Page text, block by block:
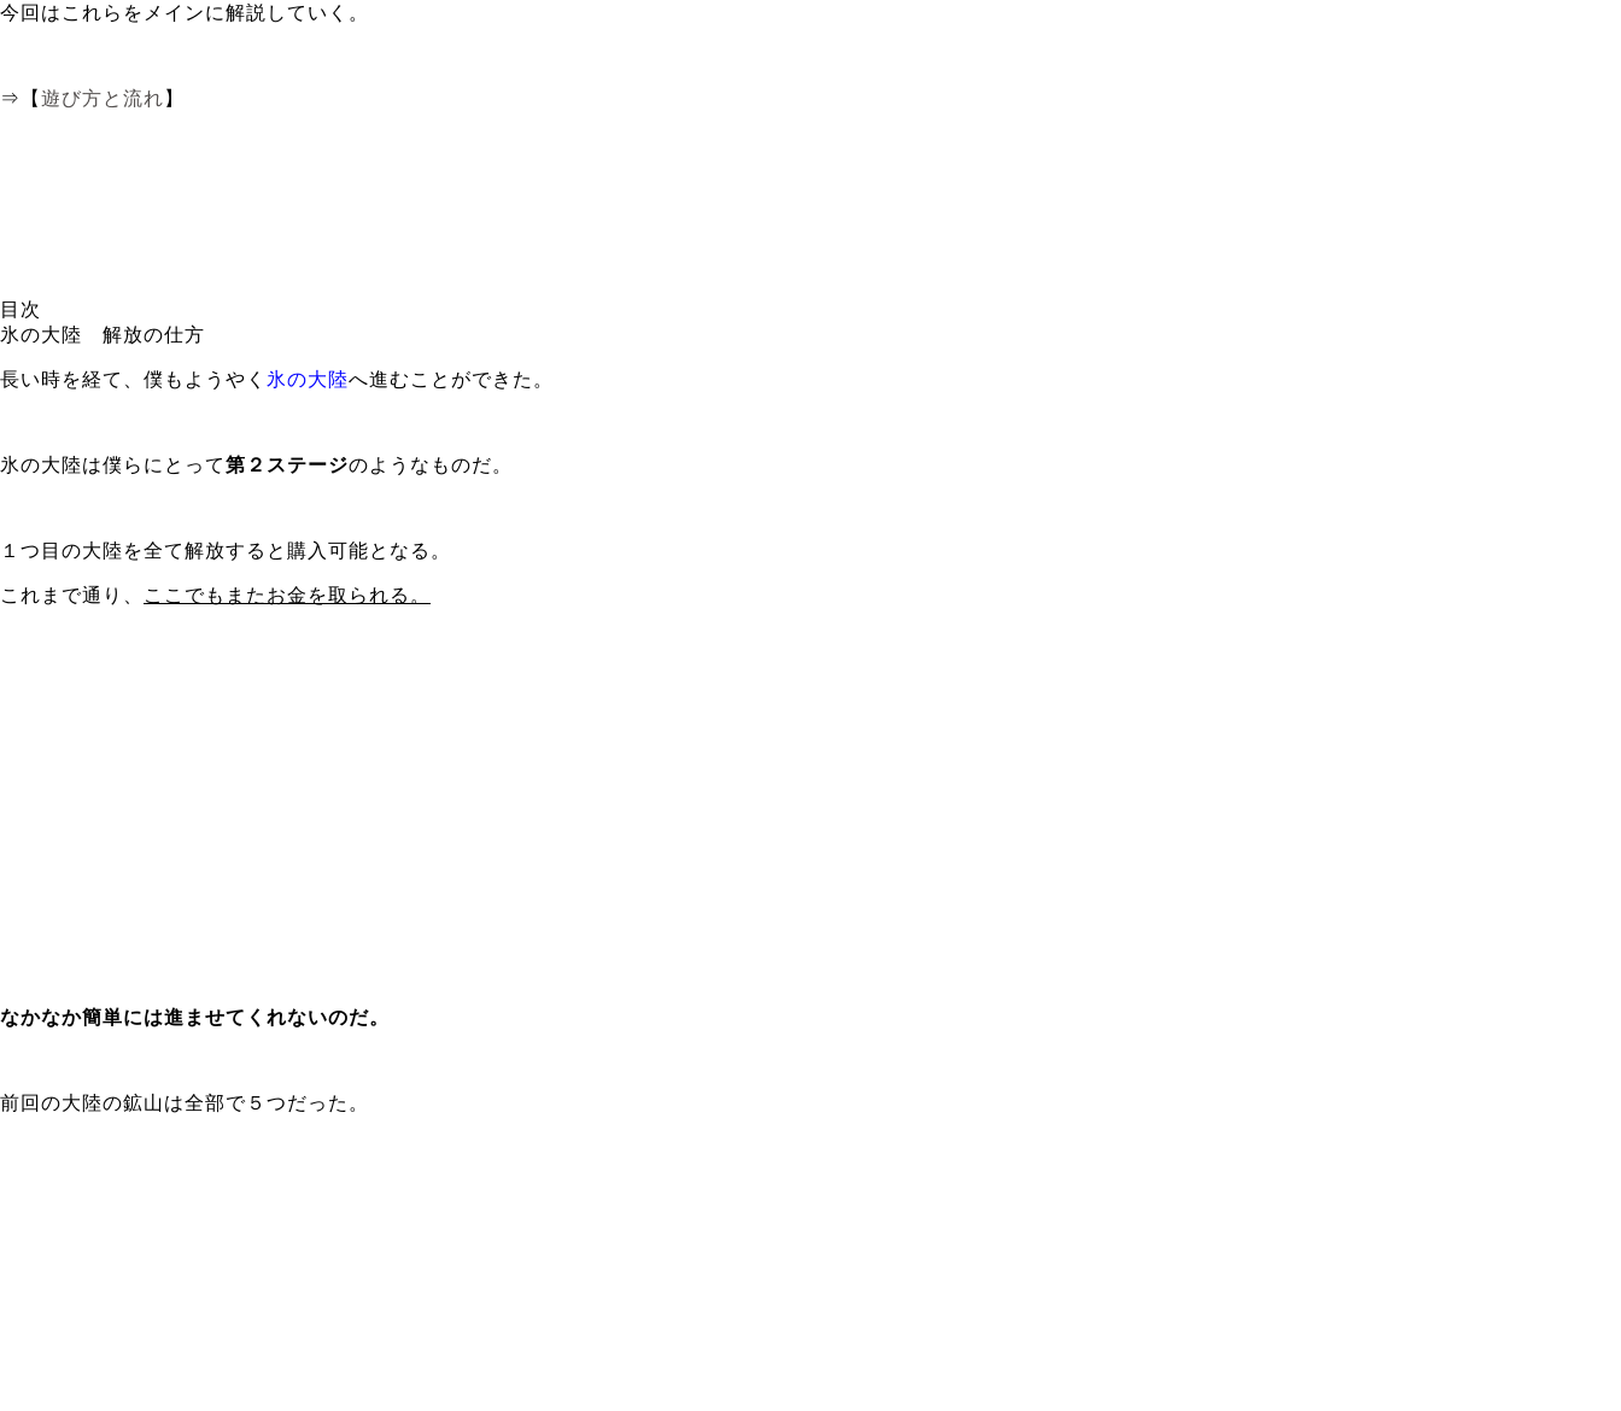
今回はこれらをメインに解説していく。
⇒【 遊び方と流れ 】
目次
氷の大陸 解放の仕方
長い時を経て、僕もようやく 氷の大陸へ進むことができた。
氷の大陸は僕らにとって第２ステージのようなものだ。
１つ目の大陸を全て解放すると購入可能となる。
これまで通り、 ここでもまたお金を取られる。
なかなか簡単には進ませてくれないのだ。
前回の大陸の鉱山は全部で５つだった。